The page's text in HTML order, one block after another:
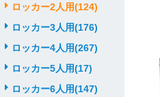
ロッカー2人用(124)
ロッカー3人用(176)
ロッカー4人用(267)
ロッカー5人用(17)
ロッカー6人用(147)